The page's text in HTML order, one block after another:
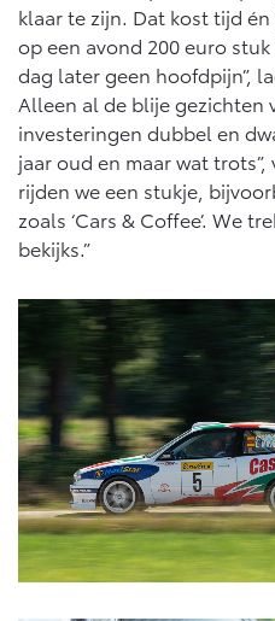
klaar te zijn. Dat kost tijd
op een avond 200 euro
dag later geen hoofdpijn”,
Alleen al de blije gezichten
investeringen dubbel en
jaar oud en maar wat
rijden we een stukje,
zoals ‘Cars & Coffee’. We
bekijks.”